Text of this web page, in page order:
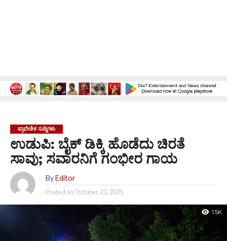
ಪ್ರಾದೇಶಿಕ ಸುದ್ದಿಗಳು
ಉಡುಪಿ: ಬೈಕ್ ಡಿಕ್ಕಿ ಹೊಡೆದು ಚಿರತೆ
ಸಾವು; ಸವಾರನಿಗೆ ಗಂಭೀರ ಗಾಯ
By Editor
Posted on October 23, 2025
1.5K